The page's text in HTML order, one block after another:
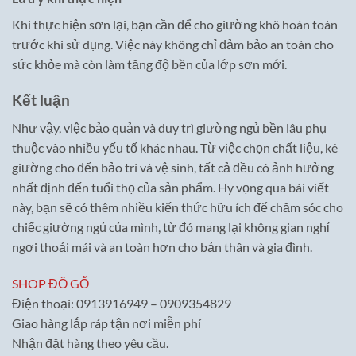
Khi thực hiện sơn lại, bạn cần để cho giường khô hoàn toàn
trước khi sử dụng. Việc này không chỉ đảm bảo an toàn cho
sức khỏe mà còn làm tăng độ bền của lớp sơn mới.
Kết luận
Như vậy, việc bảo quản và duy trì giường ngủ bền lâu phụ
thuộc vào nhiều yếu tố khác nhau. Từ việc chọn chất liệu, kê
giường cho đến bảo trì và vệ sinh, tất cả đều có ảnh hưởng
nhất định đến tuổi thọ của sản phẩm. Hy vọng qua bài viết
này, bạn sẽ có thêm nhiều kiến thức hữu ích để chăm sóc cho
chiếc giường ngủ của mình, từ đó mang lại không gian nghỉ
ngơi thoải mái và an toàn hơn cho bản thân và gia đình.
SHOP ĐỒ GỖ
Điện thoại: 0913916949 – 0909354829
Giao hàng lắp ráp tận nơi miễn phí
Nhận đặt hàng theo yêu cầu.